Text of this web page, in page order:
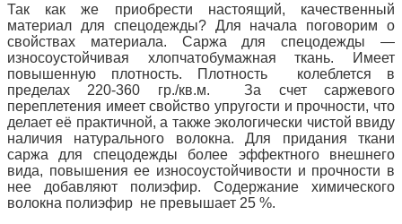
Так как же приобрести настоящий, качественный
материал для спецодежды? Для начала поговорим о
свойствах материала. Саржа для спецодежды —
износоустойчивая хлопчатобумажная ткань. Имеет
повышенную плотность. Плотность колеблется в
пределах 220-360 гр./кв.м. За счет саржевого
переплетения имеет свойство упругости и прочности, что
делает её практичной, а также экологически чистой ввиду
наличия натурального волокна. Для придания ткани
саржа для спецодежды более эффектного внешнего
вида, повышения ее износоустойчивости и прочности в
нее добавляют полиэфир. Содержание химического
волокна полиэфир не превышает 25 %.